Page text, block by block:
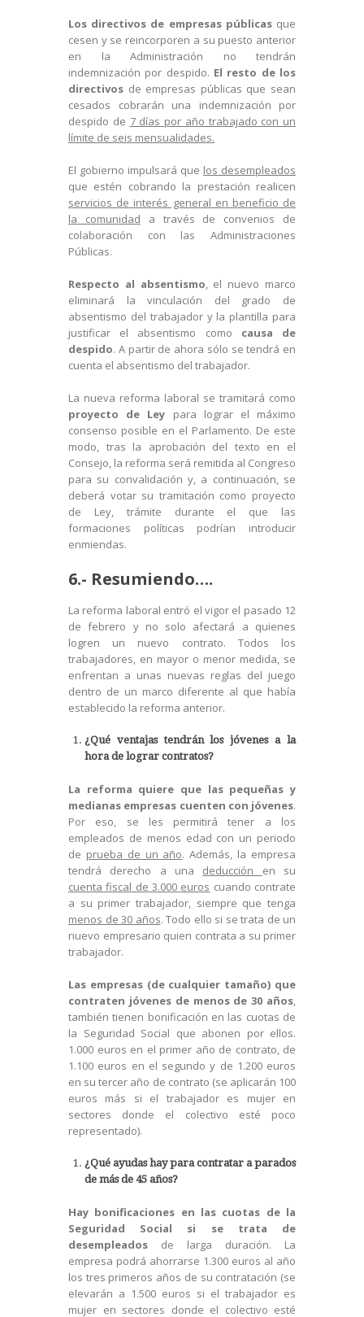
Los directivos de empresas públicasque
cesen y se reincorporen a su puesto anterior
en la Administración no tendrán
indemnización por despido. El resto de los
directivos de empresas públicas que sean
cesados cobrarán una indemnización por
despido de 7 días por año trabajado con un
límite de seis mensualidades.
El gobierno impulsará que los desempleados
que estén cobrando la prestación realicen
servicios de interés general en beneficio de
la comunidad a través de convenios de
colaboración con las Administraciones
Públicas.
Respecto al absentismo, el nuevo marco
eliminará la vinculación del grado de
absentismo del trabajador y la plantilla para
justificar el absentismo como causa de
despido. A partir de ahora sólo se tendrá en
cuenta el absentismo del trabajador.
La nueva reforma laboral se tramitará como
proyecto de Ley para lograr el máximo
consenso posible en el Parlamento. De este
modo, tras la aprobación del texto en el
Consejo, la reforma será remitida al Congreso
para su convalidación y, a continuación, se
deberá votar su tramitación como proyecto
de Ley, trámite durante el que las
formaciones políticas podrían introducir
enmiendas.
6.- Resumiendo….
La reforma laboral entró el vigor el pasado 12
de febrero y no solo afectará a quienes
logren un nuevo contrato. Todos los
trabajadores, en mayor o menor medida, se
enfrentan a unas nuevas reglas del juego
dentro de un marco diferente al que había
establecido la reforma anterior.
¿Qué ventajas tendrán los jóvenes a la
hora de lograr contratos?
La reforma quiere que las pequeñas y
medianas empresas cuenten con jóvenes.
Por eso, se les permitirá tener a los
empleados de menos edad con un periodo
de prueba de un año. Además, la empresa
tendrá derecho a una deducción en su
cuenta fiscal de 3.000 euros cuando contrate
a su primer trabajador, siempre que tenga
menos de 30 años. Todo ello si se trata de un
nuevo empresario quien contrata a su primer
trabajador.
Las empresas (de cualquier tamaño) que
contraten jóvenes de menos de 30 años,
también tienen bonificación en las cuotas de
la Seguridad Social que abonen por ellos.
1.000 euros en el primer año de contrato, de
1.100 euros en el segundo y de 1.200 euros
en su tercer año de contrato (se aplicarán 100
euros más si el trabajador es mujer en
sectores donde el colectivo esté poco
representado).
¿Qué ayudas hay para contratar a parados
de más de 45 años?
Hay bonificaciones en las cuotas de la
Seguridad Social si se trata de
desempleados de larga duración. La
empresa podrá ahorrarse 1.300 euros al año
los tres primeros años de su contratación (se
elevarán a 1.500 euros si el trabajador es
mujer en sectores donde el colectivo esté